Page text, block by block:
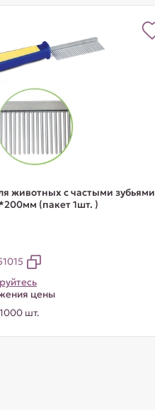
животных с частыми зубьями
(пакет 1шт. )
цены
шт.